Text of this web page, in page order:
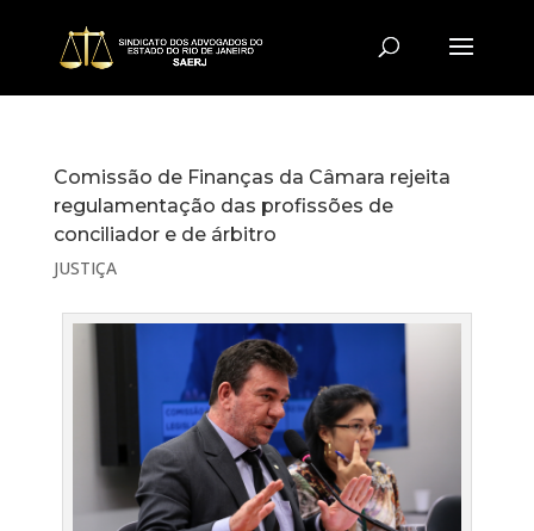
Comissão de Finanças da Câmara rejeita
regulamentação das profissões de
conciliador e de árbitro
JUSTIÇA